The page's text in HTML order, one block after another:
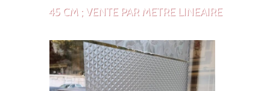
45 CM ; VENTE PAR METRE LINEAIRE